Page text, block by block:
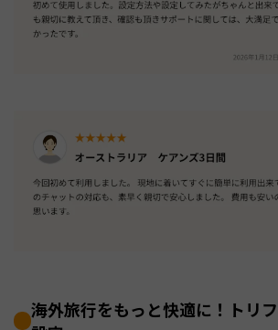
海外旅行をもっと快適に！トリ